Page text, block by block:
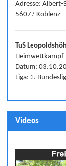
Adresse: Albert-
56077 Koblenz
TuS
Heimwettkampf
Datum:
Liga: 3.
Videos